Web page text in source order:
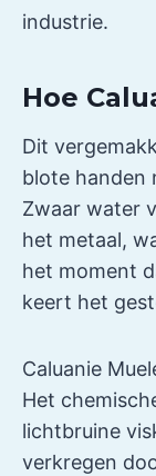
industrie.
Hoe
Dit
blote handen
Zwaar water
het metaal,
het moment
keert het
Caluanie
Het
lichtbruine
verkregen